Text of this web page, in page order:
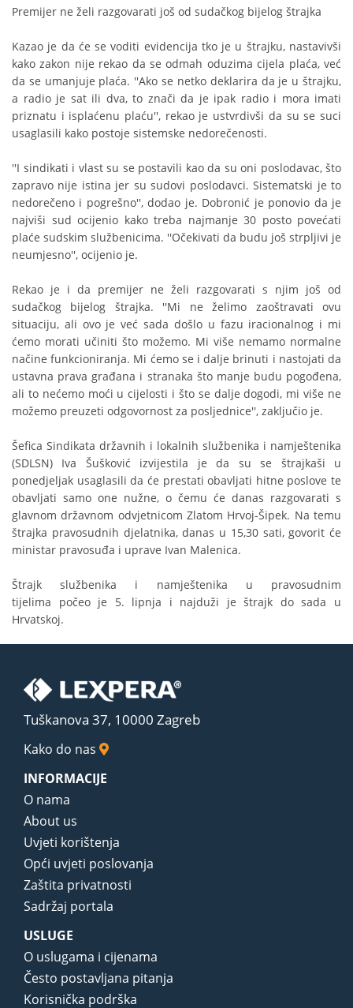
Premijer ne želi razgovarati još od sudačkog bijelog štrajka
Kazao je da će se voditi evidencija tko je u štrajku, nastavivši
kako zakon nije rekao da se odmah oduzima cijela plaća, već
da se umanjuje plaća. ''Ako se netko deklarira da je u štrajku,
a radio je sat ili dva, to znači da je ipak radio i mora imati
priznatu i isplaćenu plaću'', rekao je ustvrdivši da su se suci
usaglasili kako postoje sistemske nedorečenosti.
''I sindikati i vlast su se postavili kao da su oni poslodavac, što
zapravo nije istina jer su sudovi poslodavci. Sistematski je to
nedorečeno i pogrešno'', dodao je. Dobronić je ponovio da je
najviši sud ocijenio kako treba najmanje 30 posto povećati
plaće sudskim službenicima. ''Očekivati da budu još strpljivi je
neumjesno'', ocijenio je.
Rekao je i da premijer ne želi razgovarati s njim još od
sudačkog bijelog štrajka. ''Mi ne želimo zaoštravati ovu
situaciju, ali ovo je već sada došlo u fazu iracionalnog i mi
ćemo morati učiniti što možemo. Mi više nemamo normalne
načine funkcioniranja. Mi ćemo se i dalje brinuti i nastojati da
ustavna prava građana i stranaka što manje budu pogođena,
ali to nećemo moći u cijelosti i što se dalje dogodi, mi više ne
možemo preuzeti odgovornost za posljednice'', zaključio je.
Šefica Sindikata državnih i lokalnih službenika i namještenika
(SDLSN) Iva Šušković izvijestila je da su se štrajkaši u
ponedjeljak usaglasili da će prestati obavljati hitne poslove te
obavljati samo one nužne, o čemu će danas razgovarati s
glavnom državnom odvjetnicom Zlatom Hrvoj-Šipek. Na temu
štrajka pravosudnih djelatnika, danas u 15,30 sati, govorit će
ministar pravosuđa i uprave Ivan Malenica.
Štrajk službenika i namještenika u pravosudnim
tijelima počeo je 5. lipnja i najduži je štrajk do sada u
Hrvatskoj.
Tuškanova 37, 10000 Zagreb
Kako do nas
INFORMACIJE
O nama
About us
Uvjeti korištenja
Opći uvjeti poslovanja
Zaštita privatnosti
Sadržaj portala
USLUGE
O uslugama i cijenama
Često postavljana pitanja
Korisnička podrška